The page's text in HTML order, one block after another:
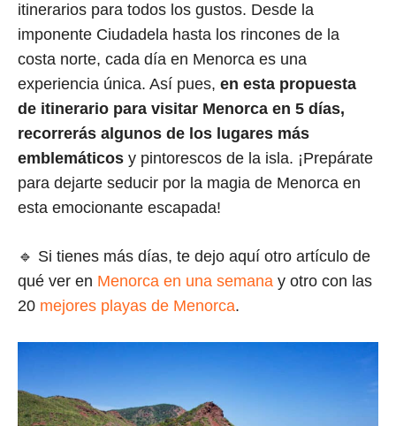
itinerarios para todos los gustos. Desde la
imponente Ciudadela hasta los rincones de la
costa norte, cada día en Menorca es una
experiencia única. Así pues, en esta propuesta
de itinerario para visitar Menorca en 5 días,
recorrerás algunos de los lugares más
emblemáticos y pintorescos de la isla. ¡Prepárate
para dejarte seducir por la magia de Menorca en
esta emocionante escapada!
🔹 Si tienes más días, te dejo aquí otro artículo de
qué ver en Menorca en una semana y otro con las
20 mejores playas de Menorca.